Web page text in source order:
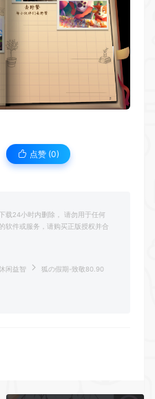
点赞 (0)
载24小时内删除， 请勿用于任何
软件或服务，请购买正版授权并合
闲益智 狐の假期-致敬80.90